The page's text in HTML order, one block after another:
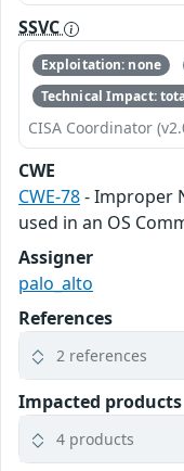
SSVC
Exploitation: none
Technical Impact:
CISA Coordinator
CWE
CWE-78- Improper
used in an OS
Assigner
palo_alto
References
2 references
Impacted products
4 products